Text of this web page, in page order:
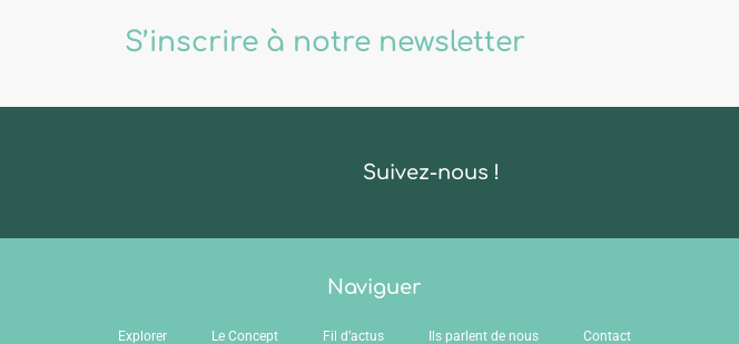
S’inscrire à notre newsletter
Suivez-nous !
Naviguer
Explorer Le Concept Fil d’actus Ils parlent de nous Contact